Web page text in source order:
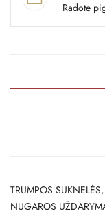
Radote
TRUMPOS
NUGAROS